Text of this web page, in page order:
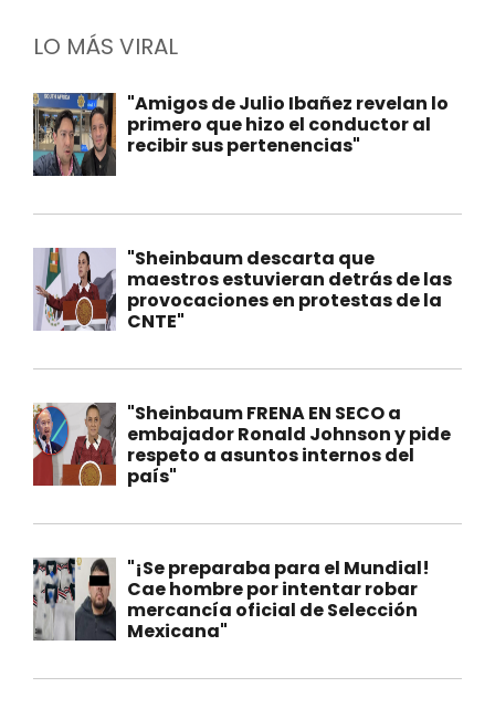
LO MÁS VIRAL
"Amigos de Julio Ibañez revelan lo
primero que hizo el conductor al
recibir sus pertenencias"
"Sheinbaum descarta que
maestros estuvieran detrás de las
provocaciones en protestas de la
CNTE"
"Sheinbaum FRENA EN SECO a
embajador Ronald Johnson y pide
respeto a asuntos internos del
país"
"¡Se preparaba para el Mundial!
Cae hombre por intentar robar
mercancía oficial de Selección
Mexicana"